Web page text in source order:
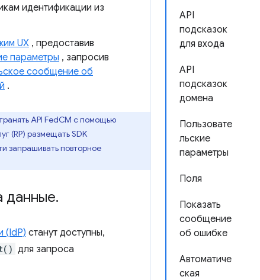
API
подсказок
для входа
API
подсказок
домена
Пользовате
льские
параметры
Поля
Показать
сообщение
об ошибке
Автоматиче
ская
идентификации из
UX , предоставив
параметры , запросив
сообщение об
.
API FedCM с помощью
(RP) размещать SDK
запрашивать повторное
данные.
(IdP) станут доступны,
для запроса